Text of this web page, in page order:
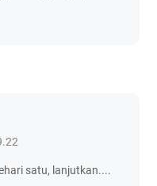
satu, lanjutkan....